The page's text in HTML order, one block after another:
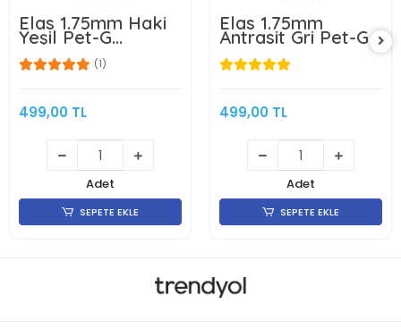
Elas 1.75mm Haki
Yeşil Pet-G
Makarasız
Filament 1KG
(1)
499,00 TL
Adet
SEPETE EKLE
Elas 1.75mm
Antrasit Gri Pet-G
Makarasız
Filament 1KG
499,00 TL
Adet
SEPETE EKLE